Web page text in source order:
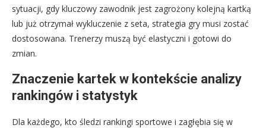
sytuacji, gdy kluczowy zawodnik jest zagrożony kolejną kartką
lub już otrzymał wykluczenie z seta, strategia gry musi zostać
dostosowana. Trenerzy muszą być elastyczni i gotowi do
zmian.
Znaczenie kartek w kontekście analizy
rankingów i statystyk
Dla każdego, kto śledzi rankingi sportowe i zagłębia się w